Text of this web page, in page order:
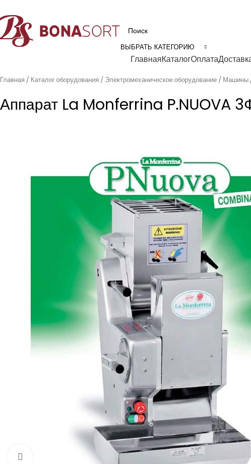
ВЫБРАТЬ КАТЕГОРИЮ
ГлавнаяКаталогОплата
Главная Каталог оборудования Электромеханическое оборудование Машины
Аппарат La Monferrina P.NUOVA